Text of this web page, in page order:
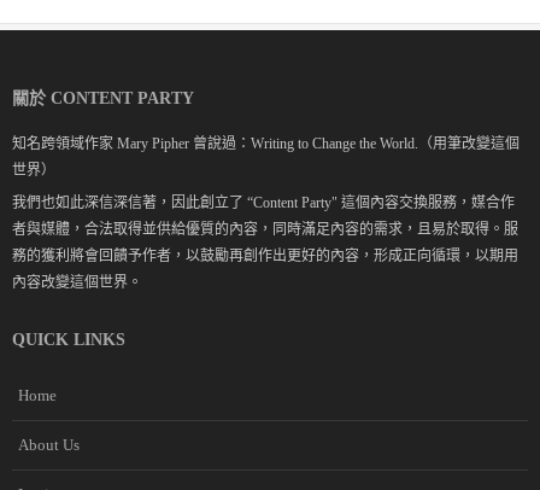
關於 CONTENT PARTY
知名跨領域作家 Mary Pipher 曾說過：Writing to Change the World.（用筆改變這個
世界）
我們也如此深信深信著，因此創立了 “Content Party" 這個內容交換服務，媒合作
者與媒體，合法取得並供給優質的內容，同時滿足內容的需求，且易於取得。服
務的獲利將會回饋予作者，以鼓勵再創作出更好的內容，形成正向循環，以期用
內容改變這個世界。
QUICK LINKS
Home
About Us